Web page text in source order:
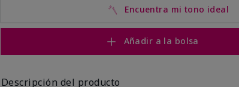
Encuentra mi tono ideal
Añadir a la bolsa
Descripción del producto